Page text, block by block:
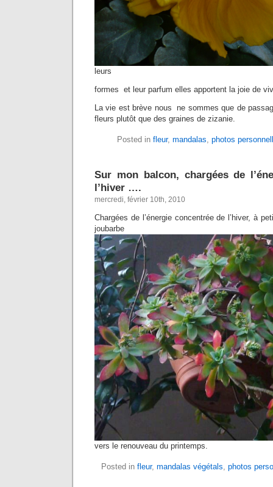
leurs
formes et leur parfum elles apportent la joie de
La vie est brève nous ne sommes que de
fleurs plutôt que des graines de zizanie.
Posted in fleur, mandalas, photos
Sur mon balcon, chargées de
l’hiver ….
mercredi, février 10th, 2010
Chargées de l’énergie concentrée de l’hiver, à
joubarbe
vers le renouveau du printemps.
Posted in fleur, mandalas végétals photos